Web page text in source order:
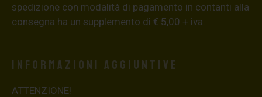
spedizione con modalità di pagamento in contanti alla
consegna ha un supplemento di € 5,00 + iva.
Informazioni aggiuntive
ATTENZIONE!